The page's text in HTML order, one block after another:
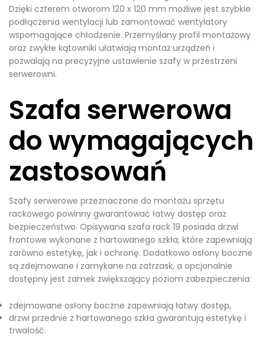
Dzięki czterem otworom 120 x 120 mm możliwe jest szybkie
podłączenia wentylacji lub zamontować wentylatory
wspomagające chłodzenie. Przemyślany profil montażowy
oraz zwykłe kątowniki ułatwiają montaż urządzeń i
pozwalają na precyzyjne ustawienie szafy w przestrzeni
serwerowni.
Szafa serwerowa
do wymagających
zastosowań
Szafy serwerowe przeznaczone do montażu sprzętu
rackowego powinny gwarantować łatwy dostęp oraz
bezpieczeństwo. Opisywana szafa rack 19 posiada drzwi
frontowe wykonane z hartowanego szkła, które zapewniają
zarówno estetykę, jak i ochronę. Dodatkowo osłony boczne
są zdejmowane i zamykane na zatrzask, a opcjonalnie
dostępny jest zamek zwiększający poziom zabezpieczenia:
zdejmowane osłony boczne zapewniają łatwy dostęp,
drzwi przednie z hartowanego szkła gwarantują estetykę i
trwałość.